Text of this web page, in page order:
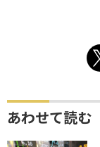
あわせて読む